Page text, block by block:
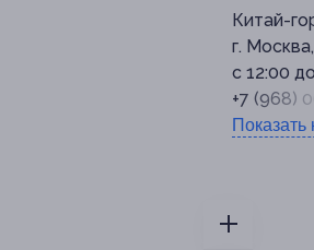
Китай-
г.
с 12:00
+7 (968)